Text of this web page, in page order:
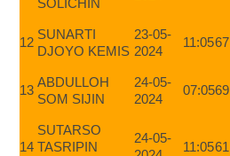
SOLICHIN
12
SUNARTI
DJOYO KEMIS
23-05-
2024
11:0567
13
ABDULLOH
SOM SIJIN
24-05-
2024
07:0569
14
SUTARSO
TASRIPIN
24-05-
11:0561